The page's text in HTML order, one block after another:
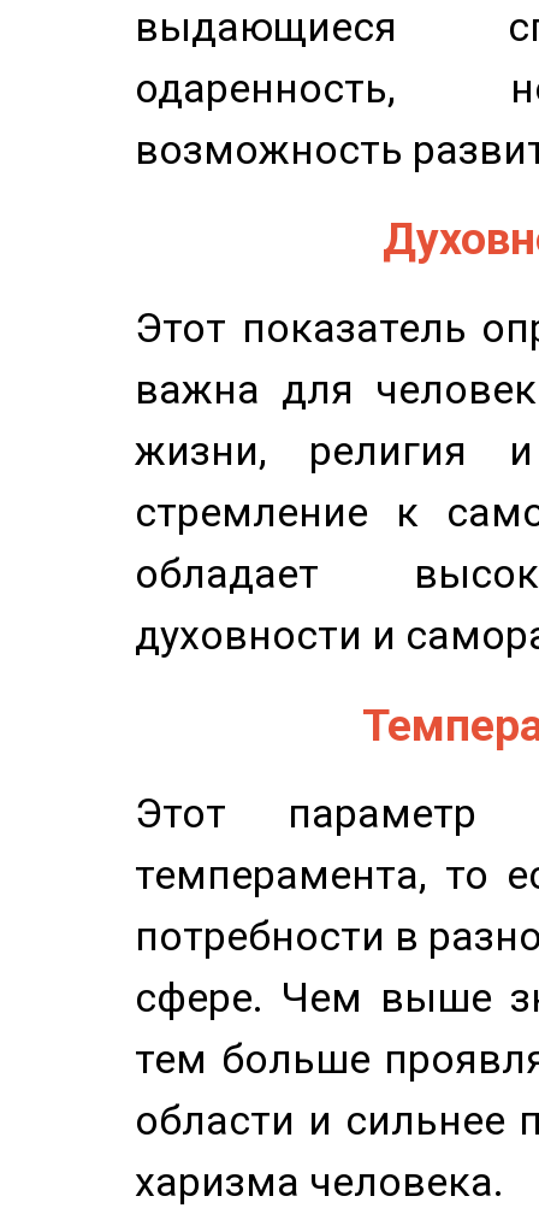
выдающиеся
одаренность,
возможность
Этот показатель
важна для
жизни, религия
стремление к
обладает
духовности и
Этот параметр
темперамента, то
потребности в
сфере. Чем выше
тем больше
области и сильнее
харизма человека.